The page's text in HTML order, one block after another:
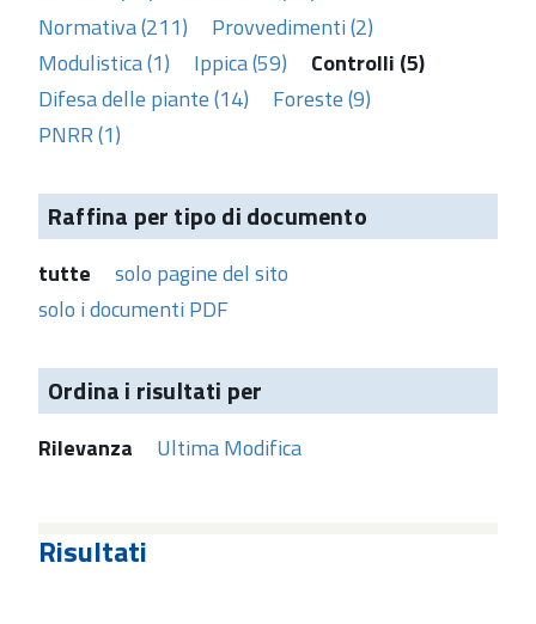
Normativa (211)
Provvedimenti (2)
Modulistica (1)
Ippica (59)
Controlli (5)
Difesa delle piante (14)
Foreste (9)
PNRR (1)
Raffina per tipo di documento
tutte
solo pagine del sito
solo i documenti PDF
Ordina i risultati per
Rilevanza Ultima Modifica
Risultati